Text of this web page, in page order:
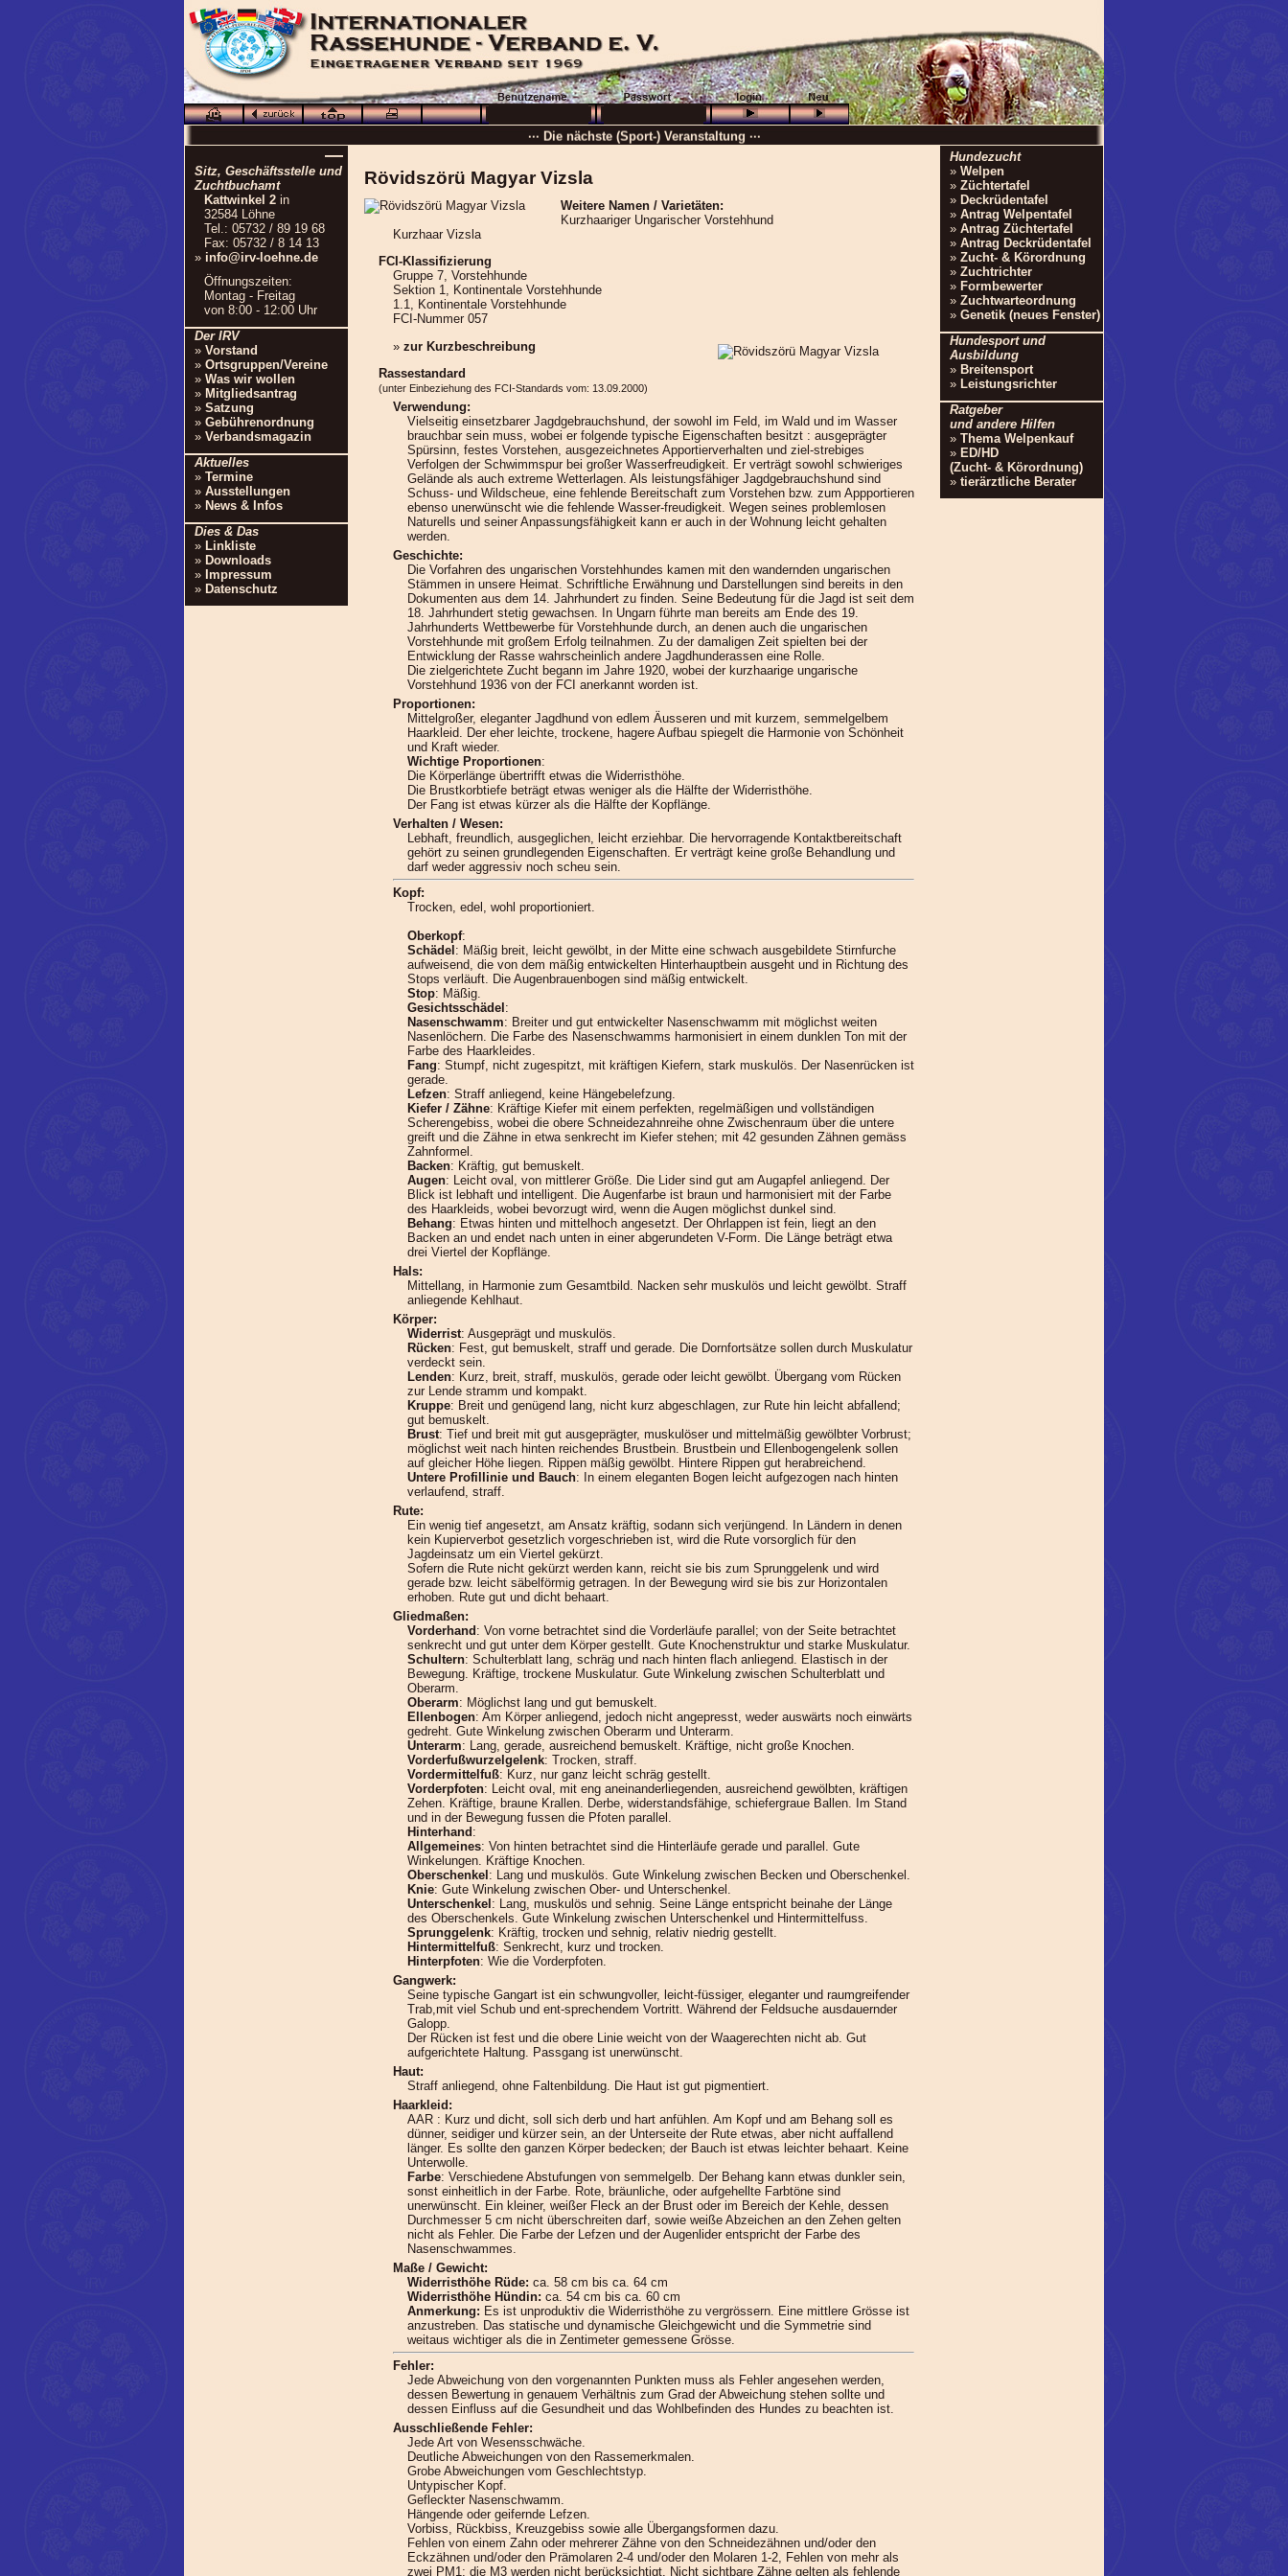
—
Sitz, Geschäftsstelle und
Zuchtbuchamt
Kattwinkel 2 in
32584 Löhne
Tel.: 05732 / 89 19 68
Fax: 05732 / 8 14 13
» info@irv-loehne.de
Öffnungszeiten:
Montag - Freitag
von 8:00 - 12:00 Uhr
Der IRV
» Vorstand
» Ortsgruppen/Vereine
» Was wir wollen
» Mitgliedsantrag
» Satzung
» Gebührenordnung
» Verbandsmagazin
Aktuelles
» Termine
» Ausstellungen
» News & Infos
Dies & Das
» Linkliste
» Downloads
» Impressum
» Datenschutz
Rövidszörü Magyar Vizsla
Weitere Namen / Varietäten:
Kurzhaariger Ungarischer Vorstehhund
Kurzhaar Vizsla
FCI-Klassifizierung
Gruppe 7, Vorstehhunde
Sektion 1, Kontinentale Vorstehhunde
1.1, Kontinentale Vorstehhunde
FCI-Nummer 057
» zur Kurzbeschreibung
Rassestandard
(unter Einbeziehung des FCI-Standards vom: 13.09.2000)
Verwendung:
Vielseitig einsetzbarer Jagdgebrauchshund, der sowohl im Feld, im Wald und im Wasser
brauchbar sein muss, wobei er folgende typische Eigenschaften besitzt : ausgeprägter
Spürsinn, festes Vorstehen, ausgezeichnetes Apportierverhalten und ziel-strebiges
Verfolgen der Schwimmspur bei großer Wasserfreudigkeit. Er verträgt sowohl schwieriges
Gelände als auch extreme Wetterlagen. Als leistungsfähiger Jagdgebrauchshund sind
Schuss- und Wildscheue, eine fehlende Bereitschaft zum Vorstehen bzw. zum Appportieren
ebenso unerwünscht wie die fehlende Wasser-freudigkeit. Wegen seines problemlosen
Naturells und seiner Anpassungsfähigkeit kann er auch in der Wohnung leicht gehalten
werden.
Geschichte:
Die Vorfahren des ungarischen Vorstehhundes kamen mit den wandernden ungarischen
Stämmen in unsere Heimat. Schriftliche Erwähnung und Darstellungen sind bereits in den
Dokumenten aus dem 14. Jahrhundert zu finden. Seine Bedeutung für die Jagd ist seit dem
18. Jahrhundert stetig gewachsen. In Ungarn führte man bereits am Ende des 19.
Jahrhunderts Wettbewerbe für Vorstehhunde durch, an denen auch die ungarischen
Vorstehhunde mit großem Erfolg teilnahmen. Zu der damaligen Zeit spielten bei der
Entwicklung der Rasse wahrscheinlich andere Jagdhunderassen eine Rolle.
Die zielgerichtete Zucht begann im Jahre 1920, wobei der kurzhaarige ungarische
Vorstehhund 1936 von der FCI anerkannt worden ist.
Proportionen:
Mittelgroßer, eleganter Jagdhund von edlem Äusseren und mit kurzem, semmelgelbem
Haarkleid. Der eher leichte, trockene, hagere Aufbau spiegelt die Harmonie von Schönheit
und Kraft wieder.
Wichtige Proportionen:
Die Körperlänge übertrifft etwas die Widerristhöhe.
Die Brustkorbtiefe beträgt etwas weniger als die Hälfte der Widerristhöhe.
Der Fang ist etwas kürzer als die Hälfte der Kopflänge.
Verhalten / Wesen:
Lebhaft, freundlich, ausgeglichen, leicht erziehbar. Die hervorragende Kontaktbereitschaft
gehört zu seinen grundlegenden Eigenschaften. Er verträgt keine große Behandlung und
darf weder aggressiv noch scheu sein.
Kopf:
Trocken, edel, wohl proportioniert.
Oberkopf:
Schädel : Mäßig breit, leicht gewölbt, in der Mitte eine schwach ausgebildete Stirnfurche
aufweisend, die von dem mäßig entwickelten Hinterhauptbein ausgeht und in Richtung des
Stops verläuft. Die Augenbrauenbogen sind mäßig entwickelt.
Stop: Mäßig.
Gesichtsschädel :
Nasenschwamm: Breiter und gut entwickelter Nasenschwamm mit möglichst weiten
Nasenlöchern. Die Farbe des Nasenschwamms harmonisiert in einem dunklen Ton mit der
Farbe des Haarkleides.
Fang: Stumpf, nicht zugespitzt, mit kräftigen Kiefern, stark muskulös. Der Nasenrücken ist
gerade.
Lefzen: Straff anliegend, keine Hängebelefzung.
Kiefer / Zähne: Kräftige Kiefer mit einem perfekten, regelmäßigen und vollständigen
Scherengebiss, wobei die obere Schneidezahnreihe ohne Zwischenraum über die untere
greift und die Zähne in etwa senkrecht im Kiefer stehen; mit 42 gesunden Zähnen gemäss
Zahnformel.
Backen: Kräftig, gut bemuskelt.
Augen: Leicht oval, von mittlerer Größe. Die Lider sind gut am Augapfel anliegend. Der
Blick ist lebhaft und intelligent. Die Augenfarbe ist braun und harmonisiert mit der Farbe
des Haarkleids, wobei bevorzugt wird, wenn die Augen möglichst dunkel sind.
Behang: Etwas hinten und mittelhoch angesetzt. Der Ohrlappen ist fein, liegt an den
Backen an und endet nach unten in einer abgerundeten V-Form. Die Länge beträgt etwa
drei Viertel der Kopflänge.
Hals:
Mittellang, in Harmonie zum Gesamtbild. Nacken sehr muskulös und leicht gewölbt. Straff
anliegende Kehlhaut.
Körper:
Widerrist: Ausgeprägt und muskulös.
Rücken: Fest, gut bemuskelt, straff und gerade. Die Dornfortsätze sollen durch Muskulatur
verdeckt sein.
Lenden: Kurz, breit, straff, muskulös, gerade oder leicht gewölbt. Übergang vom Rücken
zur Lende stramm und kompakt.
Kruppe: Breit und genügend lang, nicht kurz abgeschlagen, zur Rute hin leicht abfallend;
gut bemuskelt.
Brust: Tief und breit mit gut ausgeprägter, muskulöser und mittelmäßig gewölbter Vorbrust;
möglichst weit nach hinten reichendes Brustbein. Brustbein und Ellenbogengelenk sollen
auf gleicher Höhe liegen. Rippen mäßig gewölbt. Hintere Rippen gut herabreichend.
Untere Profillinie und Bauch: In einem eleganten Bogen leicht aufgezogen nach hinten
verlaufend, straff.
Rute:
Ein wenig tief angesetzt, am Ansatz kräftig, sodann sich verjüngend. In Ländern in denen
kein Kupierverbot gesetzlich vorgeschrieben ist, wird die Rute vorsorglich für den
Jagdeinsatz um ein Viertel gekürzt.
Sofern die Rute nicht gekürzt werden kann, reicht sie bis zum Sprunggelenk und wird
gerade bzw. leicht säbelförmig getragen. In der Bewegung wird sie bis zur Horizontalen
erhoben. Rute gut und dicht behaart.
Gliedmaßen:
Vorderhand : Von vorne betrachtet sind die Vorderläufe parallel; von der Seite betrachtet
senkrecht und gut unter dem Körper gestellt. Gute Knochenstruktur und starke Muskulatur.
Schultern: Schulterblatt lang, schräg und nach hinten flach anliegend. Elastisch in der
Bewegung. Kräftige, trockene Muskulatur. Gute Winkelung zwischen Schulterblatt und
Oberarm.
Oberarm: Möglichst lang und gut bemuskelt.
Ellenbogen: Am Körper anliegend, jedoch nicht angepresst, weder auswärts noch einwärts
gedreht. Gute Winkelung zwischen Oberarm und Unterarm.
Unterarm: Lang, gerade, ausreichend bemuskelt. Kräftige, nicht große Knochen.
Vorderfußwurzelgelenk: Trocken, straff.
Vordermittelfuß: Kurz, nur ganz leicht schräg gestellt.
Vorderpfoten: Leicht oval, mit eng aneinanderliegenden, ausreichend gewölbten, kräftigen
Zehen. Kräftige, braune Krallen. Derbe, widerstandsfähige, schiefergraue Ballen. Im Stand
und in der Bewegung fussen die Pfoten parallel.
Hinterhand :
Allgemeines: Von hinten betrachtet sind die Hinterläufe gerade und parallel. Gute
Winkelungen. Kräftige Knochen.
Oberschenkel : Lang und muskulös. Gute Winkelung zwischen Becken und Oberschenkel.
Knie: Gute Winkelung zwischen Ober- und Unterschenkel.
Unterschenkel : Lang, muskulös und sehnig. Seine Länge entspricht beinahe der Länge
des Oberschenkels. Gute Winkelung zwischen Unterschenkel und Hintermittelfuss.
Sprunggelenk: Kräftig, trocken und sehnig, relativ niedrig gestellt.
Hintermittelfuß: Senkrecht, kurz und trocken.
Hinterpfoten: Wie die Vorderpfoten.
Gangwerk:
Seine typische Gangart ist ein schwungvoller, leicht-füssiger, eleganter und raumgreifender
Trab,mit viel Schub und ent-sprechendem Vortritt. Während der Feldsuche ausdauernder
Galopp.
Der Rücken ist fest und die obere Linie weicht von der Waagerechten nicht ab. Gut
aufgerichtete Haltung. Passgang ist unerwünscht.
Haut:
Straff anliegend, ohne Faltenbildung. Die Haut ist gut pigmentiert.
Haarkleid:
AAR : Kurz und dicht, soll sich derb und hart anfühlen. Am Kopf und am Behang soll es
dünner, seidiger und kürzer sein, an der Unterseite der Rute etwas, aber nicht auffallend
länger. Es sollte den ganzen Körper bedecken; der Bauch ist etwas leichter behaart. Keine
Unterwolle.
Farbe: Verschiedene Abstufungen von semmelgelb. Der Behang kann etwas dunkler sein,
sonst einheitlich in der Farbe. Rote, bräunliche, oder aufgehellte Farbtöne sind
unerwünscht. Ein kleiner, weißer Fleck an der Brust oder im Bereich der Kehle, dessen
Durchmesser 5 cm nicht überschreiten darf, sowie weiße Abzeichen an den Zehen gelten
nicht als Fehler. Die Farbe der Lefzen und der Augenlider entspricht der Farbe des
Nasenschwammes.
Maße / Gewicht:
Widerristhöhe Rüde: ca. 58 cm bis ca. 64 cm
Widerristhöhe Hündin: ca. 54 cm bis ca. 60 cm
Anmerkung: Es ist unproduktiv die Widerristhöhe zu vergrössern. Eine mittlere Grösse ist
anzustreben. Das statische und dynamische Gleichgewicht und die Symmetrie sind
weitaus wichtiger als die in Zentimeter gemessene Grösse.
Fehler:
Jede Abweichung von den vorgenannten Punkten muss als Fehler angesehen werden,
dessen Bewertung in genauem Verhältnis zum Grad der Abweichung stehen sollte und
dessen Einfluss auf die Gesundheit und das Wohlbefinden des Hundes zu beachten ist.
Ausschließende Fehler:
Jede Art von Wesensschwäche.
Deutliche Abweichungen von den Rassemerkmalen.
Grobe Abweichungen vom Geschlechtstyp.
Untypischer Kopf.
Gefleckter Nasenschwamm.
Hängende oder geifernde Lefzen.
Vorbiss, Rückbiss, Kreuzgebiss sowie alle Übergangsformen dazu.
Fehlen von einem Zahn oder mehrerer Zähne von den Schneidezähnen und/oder den
Eckzähnen und/oder den Prämolaren 2-4 und/oder den Molaren 1-2, Fehlen von mehr als
zwei PM1; die M3 werden nicht berücksichtigt. Nicht sichtbare Zähne gelten als fehlende
Hundezucht
» Welpen
» Züchtertafel
» Deckrüdentafel
» Antrag Welpentafel
» Antrag Züchtertafel
» Antrag Deckrüdentafel
» Zucht- & Körordnung
» Zuchtrichter
» Formbewerter
» Zuchtwarteordnung
» Genetik (neues Fenster)
Hundesport und
Ausbildung
» Breitensport
» Leistungsrichter
Ratgeber
und andere Hilfen
» Thema Welpenkauf
» ED/HD
(Zucht- & Körordnung)
» tierärztliche Berater
··· Schön, dass Sie da sind! ···
··· Die nächste (Sport-) Veranstaltung ···
··· 16.08.2026 :
··· Besuchen Sie auch unsereOrtsgruppen und Vereine